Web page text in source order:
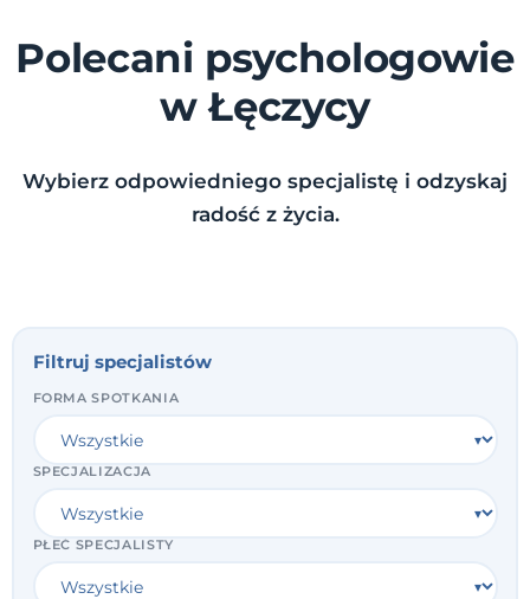
Polecani psychologowie
w Łęczycy
Wybierz odpowiedniego specjalistę i odzyskaj
radość z życia.
Filtruj specjalistów
FORMA SPOTKANIA
SPECJALIZACJA
PŁEĆ SPECJALISTY